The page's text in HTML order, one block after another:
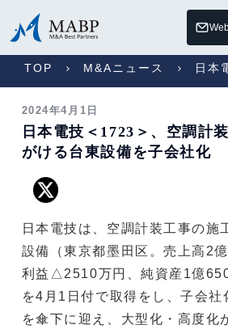
TOP M&Aニュース 日本
2024年4月1日
日本電技＜1723＞、空調計
がける台東設備を子会社化
日本電技は、空調計装工事の施
設備（東京都墨田区。売上高2
利益△2510万円、純資産1億
を4月1日付で取得をし、子会社
を傘下に迎え、大型化・高度化